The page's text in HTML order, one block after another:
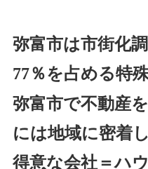
弥富市は市街化
77％を占める特
弥富市で不動産
には地域に密着
得意な会社＝ハ